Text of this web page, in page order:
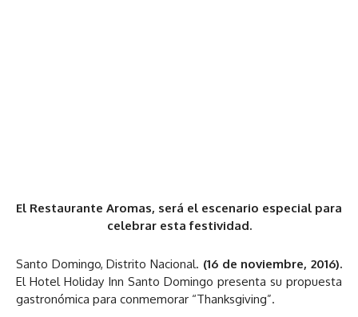
El Restaurante Aromas, será el escenario especial para
celebrar esta festividad.
Santo Domingo, Distrito Nacional. (16 de noviembre, 2016).
El Hotel Holiday Inn Santo Domingo presenta su propuesta
gastronómica para conmemorar “Thanksgiving”.